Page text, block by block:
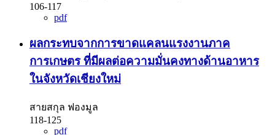
106-117
pdf
ผลกระทบจากการขาดแคลนแรงงานภาค
การเกษตร ที่มีผลต่อความมั่นคงทางด้านอาหาร
ในจังหวัดเชียงใหม่
สายสกุล ฟองมูล
118-125
pdf